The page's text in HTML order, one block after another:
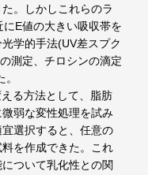
。しかしこれらのラ
E値の大きい吸収帯を
学的手法(UV差スプク
測定、チロシンの滴定
る方法として、脂肪
弱な変性処理を試み
選択すると、任意の
を作成できた。これ
ついて乳化性との関